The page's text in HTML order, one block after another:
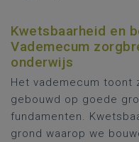
Kwetsbaarheid en
Vademecum
onderwijs
Het vademecum toont
gebouwd op goede
fundamenten.
grond waarop we